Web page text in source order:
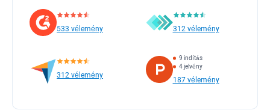
533 vélemény 312 vélemény
312 vélemény
9 indítás
4 jelvény
187 vélemény